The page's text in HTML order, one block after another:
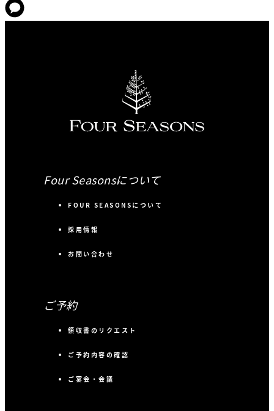
Four Seasonsについて
FOUR SEASONSについて
採用情報
お問い合わせ
ご予約
領収書のリクエスト
ご予約内容の確認
ご宴会・会議